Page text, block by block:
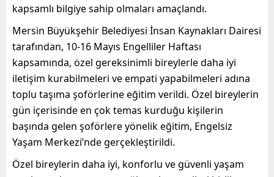
kapsamlı bilgiye sahip olmaları amaçlandı.
Mersin Büyükşehir Belediyesi İnsan Kaynakları Dairesi
tarafından, 10-16 Mayıs Engelliler Haftası
kapsamında, özel gereksinimli bireylerle daha iyi
iletişim kurabilmeleri ve empati yapabilmeleri adına
toplu taşıma şoförlerine eğitim verildi. Özel bireylerin
gün içerisinde en çok temas kurduğu kişilerin
başında gelen şoförlere yönelik eğitim, Engelsiz
Yaşam Merkezi’nde gerçekleştirildi.
Özel bireylerin daha iyi, konforlu ve güvenli yaşam